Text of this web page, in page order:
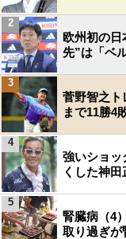
欧州初の日
先”は「ベ
2
菅野智之ト
まで11勝4
3
強いショ
くした神
4
腎臓病（4
取り過ぎが
5